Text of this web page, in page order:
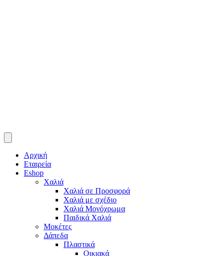
Αρχική
Εταιρεία
Eshop
Χαλιά
Χαλιά σε Προσφορά
Χαλιά με σχέδιο
Χαλιά Μονόχρωμα
Παιδικά Χαλιά
Μοκέτες
Δάπεδα
Πλαστικά
Οικιακά